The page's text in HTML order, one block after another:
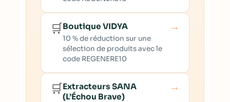
🛒Boutique VIDYA
10 % de réduction sur une
sélection de produits avec le
code REGENERE10
→
🛒Extracteurs SANA
(L’Échou Brave)
→